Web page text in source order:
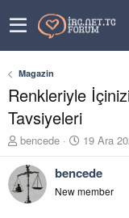
Magazin
Renkleriyle
Tavsiyeleri
K
n
u
y
bencede
B
ş
l
a
19 Ara
bencede
New member